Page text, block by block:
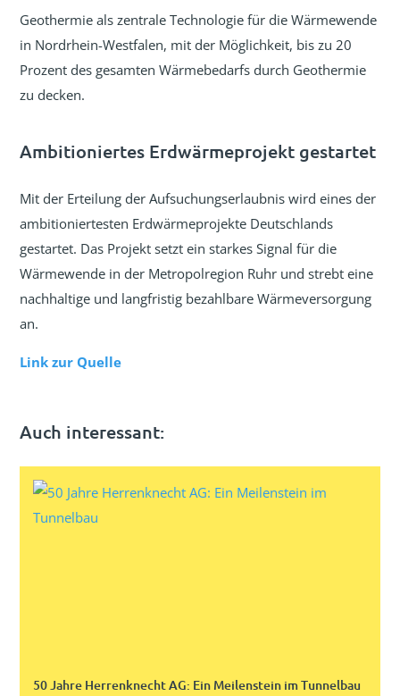
Geothermie als zentrale Technologie für die Wärmewende
in Nordrhein-Westfalen, mit der Möglichkeit, bis zu 20
Prozent des gesamten Wärmebedarfs durch Geothermie
zu decken.
Ambitioniertes Erdwärmeprojekt gestartet
Mit der Erteilung der Aufsuchungserlaubnis wird eines der
ambitioniertesten Erdwärmeprojekte Deutschlands
gestartet. Das Projekt setzt ein starkes Signal für die
Wärmewende in der Metropolregion Ruhr und strebt eine
nachhaltige und langfristig bezahlbare Wärmeversorgung
an.
Link zur Quelle
Auch interessant:
50 Jahre Herrenknecht AG: Ein Meilenstein im Tunnelbau